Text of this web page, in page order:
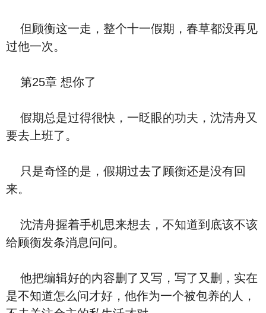
但顾衡这一走，整个十一假期，春草都没再见
过他一次。
第25章 想你了
假期总是过得很快，一眨眼的功夫，沈清舟又
要去上班了。
只是奇怪的是，假期过去了顾衡还是没有回
来。
沈清舟握着手机思来想去，不知道到底该不该
给顾衡发条消息问问。
他把编辑好的内容删了又写，写了又删，实在
是不知道怎么问才好，他作为一个被包养的人，